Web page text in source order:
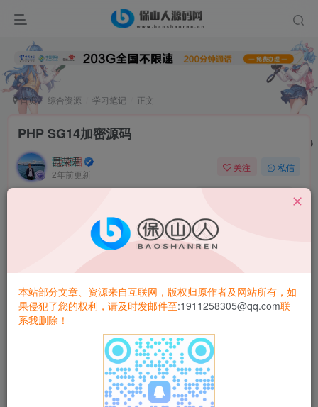
首页 综合资源 学习笔记 正文
PHP SG14加密源码
昆荣君
2年前更新
关注 私信
加密, 免费可用 (目前) 并不会收费和网上的坑货
不一样,就一个PHP文件,直接上传就可使用,看了一下,代码混
PHP在线SG14加密系统源码是一个功能强大的在线加密工
具，它可以帮助用户保护敏感信息和数据的安全性。该系统
源码采用了先进的加密算法，确保数据在传输和存储过程中
本站部分文章、资源来自互联网，版权归原作者及网站所有，如
果侵犯了您的权利，请及时发邮件至:1911258305@qq.com联
系我删除！